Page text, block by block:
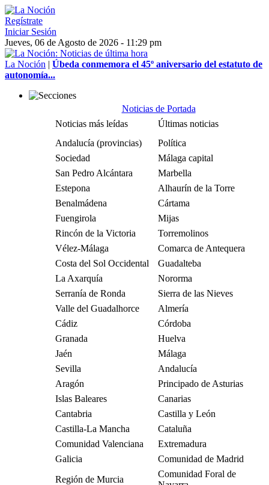
Regístrate
Iniciar Sesión
Jueves, 06 de Agosto de 2026 - 11:29 pm
La Noción | Úbeda conmemora el 45º aniversario del estatuto de
autonomía...
Noticias de Portada
Noticias más leídas
Últimas noticias
Andalucía (provincias)
Política
Sociedad
Málaga capital
San Pedro Alcántara
Marbella
Estepona
Alhaurín de la Torre
Benalmádena
Cártama
Fuengirola
Mijas
Rincón de la Victoria
Torremolinos
Vélez-Málaga
Comarca de Antequera
Costa del Sol Occidental
Guadalteba
La Axarquía
Nororma
Serranía de Ronda
Sierra de las Nieves
Valle del Guadalhorce
Almería
Cádiz
Córdoba
Granada
Huelva
Jaén
Málaga
Sevilla
Andalucía
Aragón
Principado de Asturias
Islas Baleares
Canarias
Cantabria
Castilla y León
Castilla-La Mancha
Cataluña
Comunidad Valenciana
Extremadura
Galicia
Comunidad de Madrid
Región de Murcia
Comunidad Foral de